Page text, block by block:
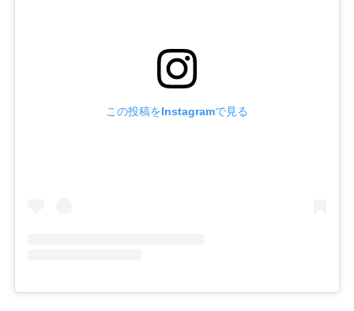
この投稿をInstagramで見る